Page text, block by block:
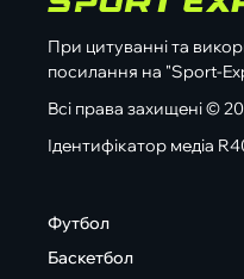
При цитуванні та
посилання на "Sport-
Всі права захищені ©
Ідентифікатор медіа
Футбол
Баскетбол